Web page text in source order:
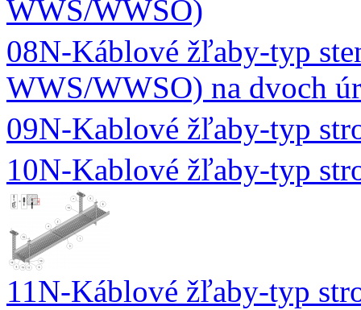
WWS/WWSO)
08N-Káblové žľaby-typ
WWS/WWSO) na dvoch
09N-Kablové žľaby-typ
10N-Kablové žľaby-typ
11N-Káblové žľaby-typ